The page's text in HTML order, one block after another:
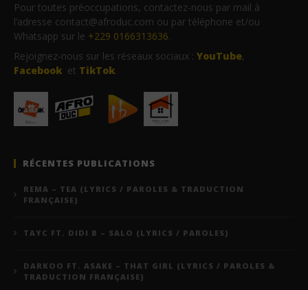
Pour toutes préoccupations, contactez-nous par mail à
l’adresse contact@afroduc.com ou par téléphone et/ou
Whatsapp sur le +229 0166313636.
Rejoignez-nous sur les réseaux sociaux : YouTube,
Facebook et TikTok.
RÉCENTES PUBLICATIONS
REMA – TEA (LYRICS / PAROLES & TRADUCTION
FRANÇAISE)
TAYC FT. DIDI B – SALO (LYRICS / PAROLES)
DARKOO FT. ASAKE – THAT GIRL (LYRICS / PAROLES &
TRADUCTION FRANÇAISE)